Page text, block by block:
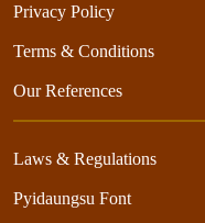
Privacy Policy
Terms & Conditions
Our References
Laws & Regulations
Pyidaungsu Font